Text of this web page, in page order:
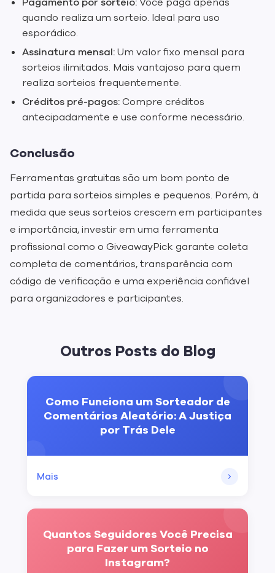
quando realiza um sorteio. Ideal para uso
esporádico.
Assinatura mensal:Um valor fixo mensal para
sorteios ilimitados. Mais vantajoso para quem
realiza sorteios frequentemente.
Créditos pré-pagos:Compre créditos
antecipadamente e use conforme necessário.
Conclusão
Ferramentas gratuitas são um bom ponto de
partida para sorteios simples e pequenos. Porém, à
medida que seus sorteios crescem em participantes
e importância, investir em uma ferramenta
profissional como o GiveawayPick garante coleta
completa de comentários, transparência com
código de verificação e uma experiência confiável
para organizadores e participantes.
Outros Posts do Blog
Como Funciona um Sorteador de
Comentários Aleatório: A Justiça
por Trás Dele
Mais
Quantos Seguidores Você Precisa
para Fazer um Sorteio no
Instagram?